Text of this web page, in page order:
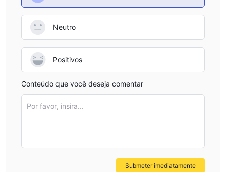
Neutro
Positivos
Conteúdo que você deseja comentar
Por favor, insira...
Submeter imediatamente